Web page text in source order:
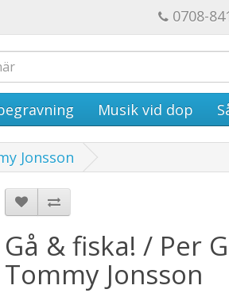
0708-
Musik vid dop
Jonsson
Gå & fiska! / Per
Tommy Jonsson